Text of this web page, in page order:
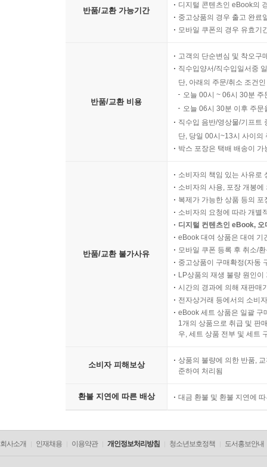
반품/교환 가능기간
디지털 콘텐츠인 eBook의
중고상품의 경우 출고 완료
모바일 쿠폰의 경우 유효기
반품/교환 비용
고객의 단순변심 및 착오구
직수입양서/직수입일서중
단, 아래의 주문/취소 조건
오늘 00시 ~ 06시 30분
오늘 06시 30분 이후 주
직수입 음반/영상물/기프트
단, 당일 00시~13시 사이의
박스 포장은 택배 배송이
반품/교환 불가사유
소비자의 책임 있는 사유로
소비자의 사용, 포장 개봉
복제가 가능한 상품 등의
소비자의 요청에 따라 개별
디지털 컨텐츠인 eBook,
eBook 대여 상품은 대여 기
모바일 쿠폰 등록 후 취소/
중고상품이 구매확정(자동
LP상품의 재생 불량 원인
시간의 경과에 의해 재판매
전자상거래 등에서의 소비
eBook 세트 상품은 일괄 구
1개의 상품으로 취급 및 판
우, 세트 상품 전부 및 세트
소비자 피해보상
상품의 불량에 의한 반품,
준하여 처리됨
환불 지연에 따른 배상 대금 환불 및 환불 지연에
회사소개 인재채용 이용약관 개인정보처리방침 청소년보호정책 도서홍보안내